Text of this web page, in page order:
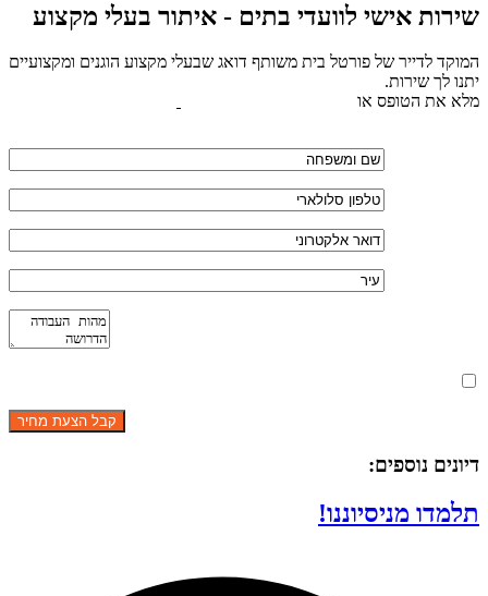
שירות אישי לוועדי בתים - איתור בעלי מקצוע
המוקד לדייר של פורטל בית משותף דואג שבעלי מקצוע הוגנים ומקצועיים
יתנו לך שירות.
מלא את הטופס או
דיונים נוספים:
תלמדו מניסיוננו!